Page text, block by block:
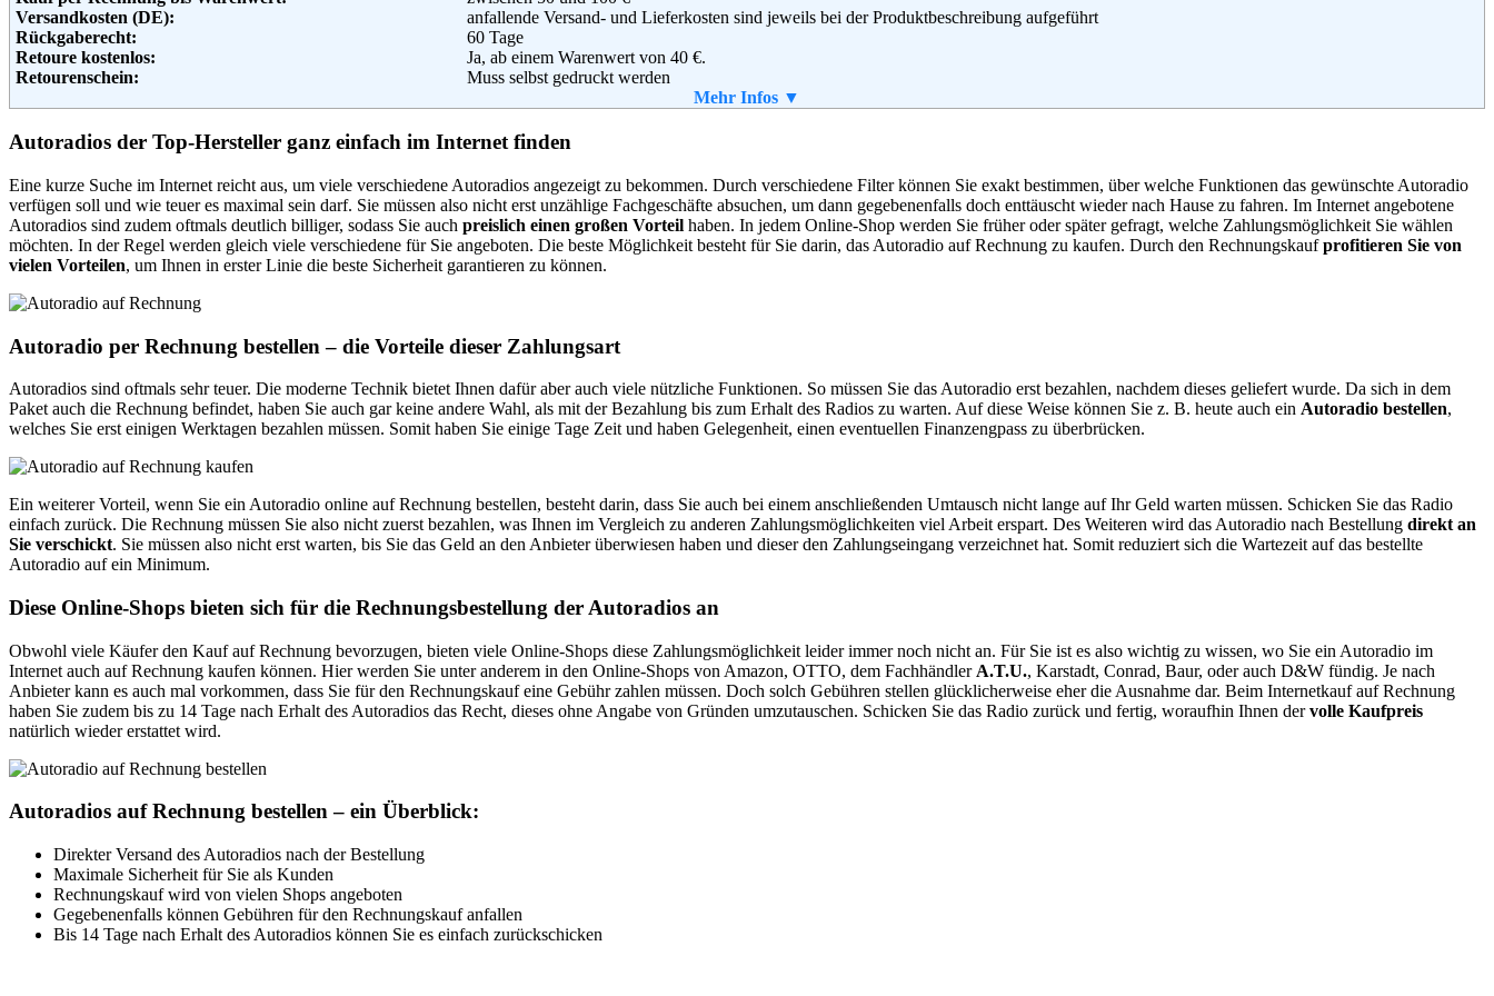
Landshuter Allee 8
80637 München
Telefon:
089/ 3929 84 24
Fax:
089/ 3929 02 75
Weiterführende Informationen:
Blog
Versandkosten (DE):
anfallende Versand- und Lieferkosten sind jeweils bei der Produktbeschreibung aufgeführt
Rückgaberecht:
60 Tage
Retoure kostenlos:
Ja, ab einem Warenwert von 40 €.
Retourenschein:
Muss selbst gedruckt werden
Wallstraße 16
10179 Berlin
Deutschland
Telefon:
+49 (0) 1805 - 66 77 17
Fax:
+49 (0) 1805 - 66 77 19
Soziale Kanäle:
Mehr Infos ▼
Autoradios der Top-Hersteller ganz einfach im Internet finden
Eine kurze Suche im Internet reicht aus, um viele verschiedene Autoradios angezeigt zu bekommen. Durch verschiedene Filter können Sie exakt bestimmen, über welche Funktionen das gewünschte Autoradio
verfügen soll und wie teuer es maximal sein darf. Sie müssen also nicht erst unzählige Fachgeschäfte absuchen, um dann gegebenenfalls doch enttäuscht wieder nach Hause zu fahren. Im Internet angebotene
Autoradios sind zudem oftmals deutlich billiger, sodass Sie auch preislich einen großen Vorteil haben. In jedem Online-Shop werden Sie früher oder später gefragt, welche Zahlungsmöglichkeit Sie wählen
möchten. In der Regel werden gleich viele verschiedene für Sie angeboten. Die beste Möglichkeit besteht für Sie darin, das Autoradio auf Rechnung zu kaufen. Durch den Rechnungskaufprofitieren Sie von
vielen Vorteilen, um Ihnen in erster Linie die beste Sicherheit garantieren zu können.
Autoradio per Rechnung bestellen – die Vorteile dieser Zahlungsart
Autoradios sind oftmals sehr teuer. Die moderne Technik bietet Ihnen dafür aber auch viele nützliche Funktionen. So müssen Sie das Autoradio erst bezahlen, nachdem dieses geliefert wurde. Da sich in dem
Paket auch die Rechnung befindet, haben Sie auch gar keine andere Wahl, als mit der Bezahlung bis zum Erhalt des Radios zu warten. Auf diese Weise können Sie z. B. heute auch ein Autoradio bestellen,
welches Sie erst einigen Werktagen bezahlen müssen. Somit haben Sie einige Tage Zeit und haben Gelegenheit, einen eventuellen Finanzengpass zu überbrücken.
Ein weiterer Vorteil, wenn Sie ein Autoradio online auf Rechnung bestellen, besteht darin, dass Sie auch bei einem anschließenden Umtausch nicht lange auf Ihr Geld warten müssen. Schicken Sie das Radio
einfach zurück. Die Rechnung müssen Sie also nicht zuerst bezahlen, was Ihnen im Vergleich zu anderen Zahlungsmöglichkeiten viel Arbeit erspart. Des Weiteren wird das Autoradio nach Bestellung direkt an
Sie verschickt. Sie müssen also nicht erst warten, bis Sie das Geld an den Anbieter überwiesen haben und dieser den Zahlungseingang verzeichnet hat. Somit reduziert sich die Wartezeit auf das bestellte
Autoradio auf ein Minimum.
Diese Online-Shops bieten sich für die Rechnungsbestellung der Autoradios an
Obwohl viele Käufer den Kauf auf Rechnung bevorzugen, bieten viele Online-Shops diese Zahlungsmöglichkeit leider immer noch nicht an. Für Sie ist es also wichtig zu wissen, wo Sie ein Autoradio im
Internet auch auf Rechnung kaufen können. Hier werden Sie unter anderem in den Online-Shops von Amazon, OTTO, dem Fachhändler A.T.U., Karstadt, Conrad, Baur, oder auch D&W fündig. Je nach
Anbieter kann es auch mal vorkommen, dass Sie für den Rechnungskauf eine Gebühr zahlen müssen. Doch solch Gebühren stellen glücklicherweise eher die Ausnahme dar. Beim Internetkauf auf Rechnung
haben Sie zudem bis zu 14 Tage nach Erhalt des Autoradios das Recht, dieses ohne Angabe von Gründen umzutauschen. Schicken Sie das Radio zurück und fertig, woraufhin Ihnen dervolle Kaufpreis
natürlich wieder erstattet wird.
Autoradios auf Rechnung bestellen – ein Überblick:
Direkter Versand des Autoradios nach der Bestellung
Maximale Sicherheit für Sie als Kunden
Rechnungskauf wird von vielen Shops angeboten
Gegebenenfalls können Gebühren für den Rechnungskauf anfallen
Bis 14 Tage nach Erhalt des Autoradios können Sie es einfach zurückschicken